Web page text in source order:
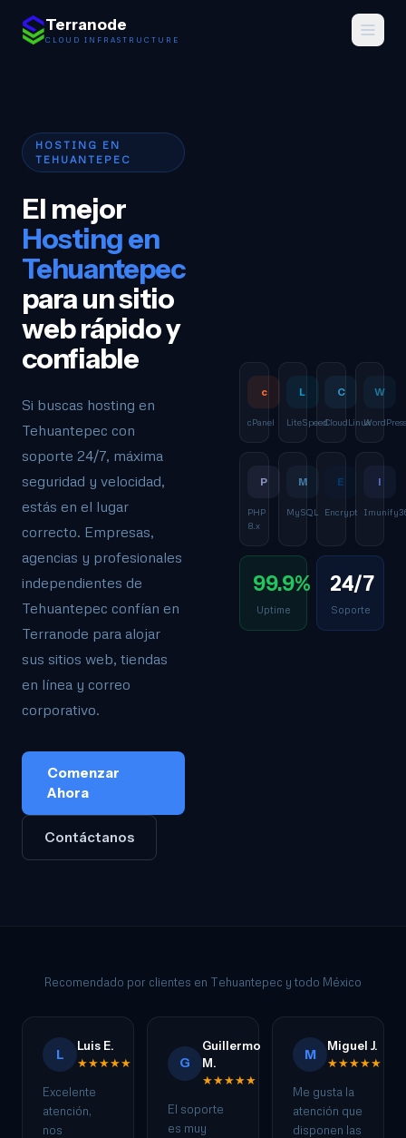
Terranode
CLOUD INFRASTRUCTURE
HOSTING EN
TEHUANTEPEC
El mejor
Hosting en
Tehuantepec
para un sitio
web rápido y
confiable
Si buscas hosting en
Tehuantepec con
soporte 24/7, máxima
seguridad y velocidad,
estás en el lugar
correcto. Empresas,
agencias y profesionales
independientes de
Tehuantepec confían en
Terranode para alojar
sus sitios web, tiendas
en línea y correo
corporativo.
Comenzar
Ahora
Contáctanos
c
cPanel
L
LiteSpeed
C
CloudLinux
W
WordPress
P
PHP
8.x
M
MySQL
E
Encrypt
I
99.9%
Uptime
24/7
Soporte
Recomendado por clientes en Tehuantepec y todo México
L
Luis E.
★★★★★
Excelente
atención,
nos
G
Guillermo
M.
★★★★★
El soporte
es muy
M
Miguel J.
★★★★★
Me gusta la
atención que
disponen las